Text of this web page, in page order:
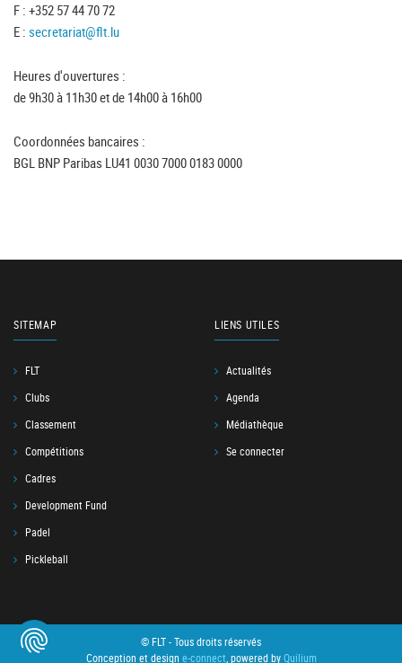
F : +352 57 44 70 72
E : secretariat@flt.lu
Heures d'ouvertures :
de 9h30 à 11h30 et de 14h00 à 16h00
Coordonnées bancaires :
BGL BNP Paribas LU41 0030 7000 0183 0000
SITEMAP
FLT
Clubs
Classement
Compétitions
Cadres
Development Fund
Padel
Pickleball
LIENS UTILES
Actualités
Agenda
Médiathèque
Se connecter
© FLT - Tous droits réservés
Conception et design e-connect, powered byQuilium